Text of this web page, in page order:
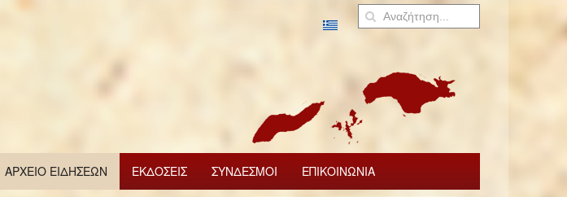
ΑΡΧΕΙΟ ΕΙΔΗΣΕΩΝ ΕΚΔΟΣΕΙΣ ΣΥΝΔΕΣΜΟΙ ΕΠΙΚΟΙΝΩΝΙΑ